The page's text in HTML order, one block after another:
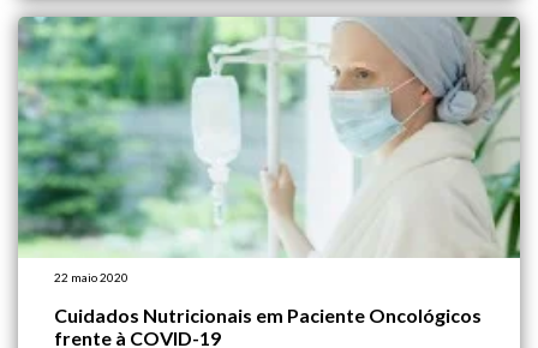
pacientes que […]
22 maio 2020
Cuidados Nutricionais em Paciente Oncológicos
frente à COVID-19